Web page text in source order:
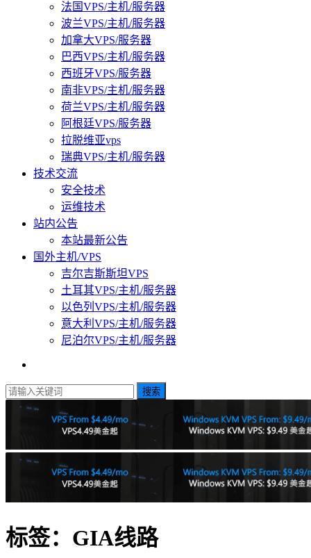
法国VPS/主机/服务器
波兰VPS/主机/服务器
加拿大VPS/服务器
巴西VPS/主机/服务器
西班牙VPS/服务器
南非VPS/主机/服务器
荷兰VPS/主机/服务器
阿根廷VPS/服务器
拉脱维亚vps
瑞典VPS/主机/服务器
技术交流
安全技术
运维技术
站内公告
本站最新公告
国外主机/VPS
吉尔吉斯斯坦VPS
土耳其VPS/主机/服务器
以色列VPS/主机/服务器
意大利VPS/主机/服务器
尼泊尔VPS/主机/服务器
搜索
标签：GIA线路